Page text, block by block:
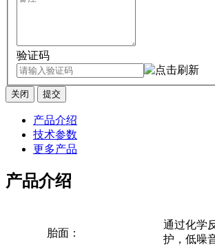
验证码
关闭 提交
产品介绍
技术参数
更多产品
产品介绍
胎面：
通过化学
护，低噪